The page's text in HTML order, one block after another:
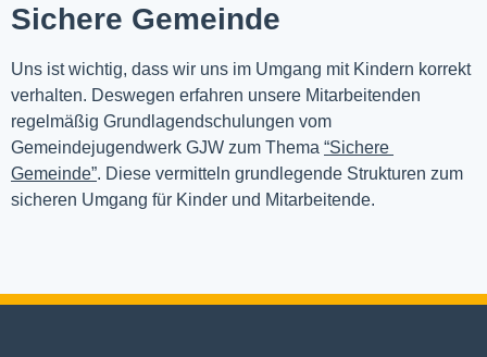
Sichere Gemeinde
Uns ist wichtig, dass wir uns im Umgang mit Kindern korrekt
verhalten. Deswegen erfahren unsere Mitarbeitenden
regelmäßig Grundlagendschulungen vom
Gemeindejugendwerk GJW zum Thema “Sichere
Gemeinde”. Diese vermitteln grundlegende Strukturen zum
sicheren Umgang für Kinder und Mitarbeitende.